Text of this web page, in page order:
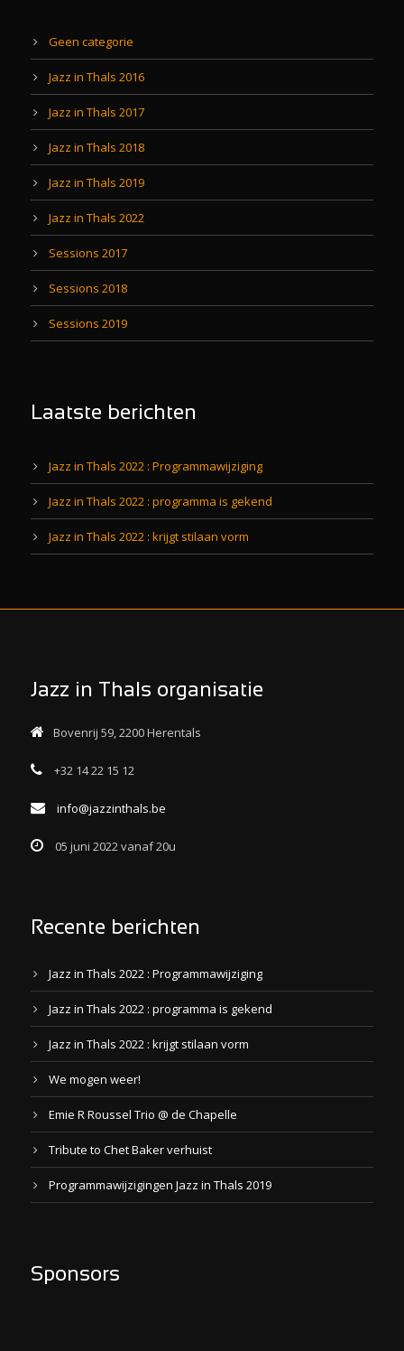
Geen categorie
Jazz in Thals 2016
Jazz in Thals 2017
Jazz in Thals 2018
Jazz in Thals 2019
Jazz in Thals 2022
Sessions 2017
Sessions 2018
Sessions 2019
Laatste berichten
Jazz in Thals 2022 : Programmawijziging
Jazz in Thals 2022 : programma is gekend
Jazz in Thals 2022 : krijgt stilaan vorm
Jazz in Thals organisatie
Bovenrij 59, 2200 Herentals
+32 14 22 15 12
info@jazzinthals.be
05 juni 2022 vanaf 20u
Recente berichten
Jazz in Thals 2022 : Programmawijziging
Jazz in Thals 2022 : programma is gekend
Jazz in Thals 2022 : krijgt stilaan vorm
We mogen weer!
Emie R Roussel Trio @ de Chapelle
Tribute to Chet Baker verhuist
Programmawijzigingen Jazz in Thals 2019
Sponsors